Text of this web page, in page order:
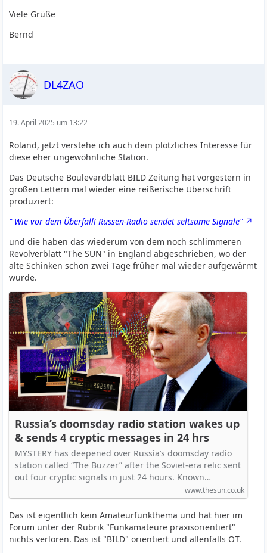
Viele Grüße
Bernd
DL4ZAO
19. April 2025 um 13:22
Roland, jetzt verstehe ich auch dein plötzliches Interesse für
diese eher ungewöhnliche Station.
Das Deutsche Boulevardblatt BILD Zeitung hat vorgestern in
großen Lettern mal wieder eine reißerische Überschrift
produziert:
" Wie vor dem Überfall! Russen-Radio sendet seltsame Signale"
und die haben das wiederum von dem noch schlimmeren
Revolverblatt "The SUN" in England abgeschrieben, wo der
alte Schinken schon zwei Tage früher mal wieder aufgewärmt
wurde.
Russia’s doomsday radio station wakes up
& sends 4 cryptic messages in 24 hrs
MYSTERY has deepened over Russia’s doomsday radio
station called “The Buzzer” after the Soviet-era relic sent
out four cryptic signals in just 24 hours. Known…
www.thesun.co.uk
Das ist eigentlich kein Amateurfunkthema und hat hier im
Forum unter der Rubrik "Funkamateure praxisorientiert"
nichts verloren. Das ist "BILD" orientiert und allenfalls OT.